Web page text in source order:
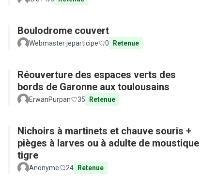
Boulodrome couvert
Webmaster jeparticipe 0 Retenue
Réouverture des espaces verts des
bords de Garonne aux toulousains
ErwanPurpan 35 Retenue
Nichoirs à martinets et chauve souris +
pièges à larves ou à adulte de moustique
tigre
Anonyme 24 Retenue